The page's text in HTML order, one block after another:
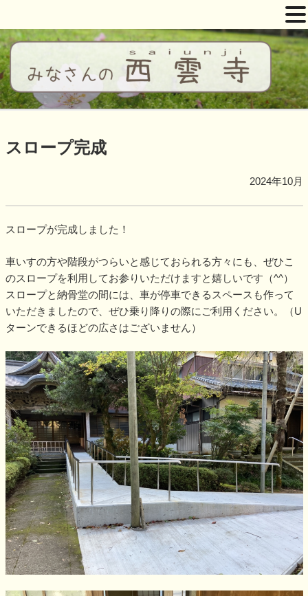
コ
ン
テ
ン
ツ
キ
西雲寺
しだれ桜となんまんだぶつ
スロープ完成
2024年10月
スロープが完成しました！
車いすの方や階段がつらいと感じておられる方々にも、ぜひこ
のスロープを利用してお参りいただけますと嬉しいです（^^）
スロープと納骨堂の間には、車が停車できるスペースも作って
いただきましたので、ぜひ乗り降りの際にご利用ください。（U
ターンできるほどの広さはございません）